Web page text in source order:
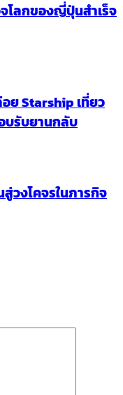
โลกของญี่ปุ่นสำเร็จ
ย Starship เที่ยว
บรับยานกลับ
วงโคจรในภารกิจ